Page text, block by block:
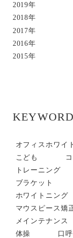
2019年
2018年
2017年
2016年
2015年
KEYWORD
オフィスホワイ
こども
トレーニング
ブラケット
ホワイトニング
マウスピース矯
メインテナンス
体操
口